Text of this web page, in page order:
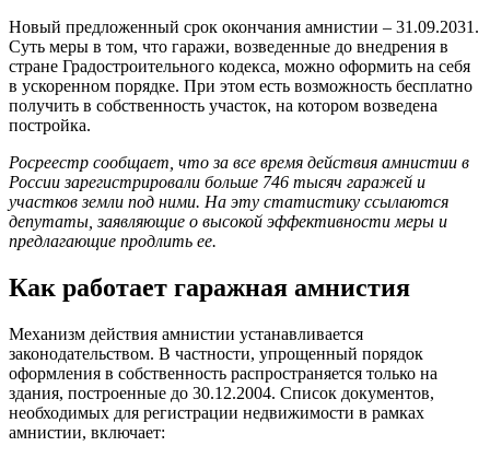
Новый предложенный срок окончания амнистии – 31.09.2031.
Суть меры в том, что гаражи, возведенные до внедрения в
стране Градостроительного кодекса, можно оформить на себя
в ускоренном порядке. При этом есть возможность бесплатно
получить в собственность участок, на котором возведена
постройка.
Росреестр сообщает, что за все время действия амнистии в
России зарегистрировали больше 746 тысяч гаражей и
участков земли под ними. На эту статистику ссылаются
депутаты, заявляющие о высокой эффективности меры и
предлагающие продлить ее.
Как работает гаражная амнистия
Механизм действия амнистии устанавливается
законодательством. В частности, упрощенный порядок
оформления в собственность распространяется только на
здания, построенные до 30.12.2004. Список документов,
необходимых для регистрации недвижимости в рамках
амнистии, включает: